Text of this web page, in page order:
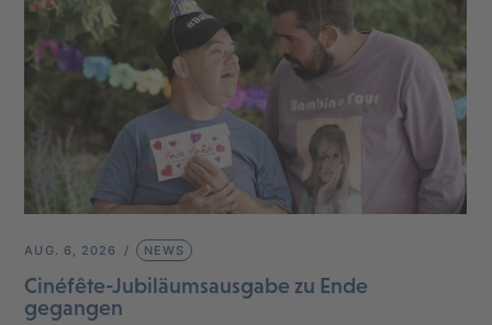
AUG. 6, 2026 NEWS
Cinéfête-Jubiläumsausgabe zu Ende
gegangen